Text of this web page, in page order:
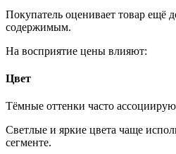
Покупатель оценивает товар ещё
содержимым.
На восприятие цены влияют:
Цвет
Тёмные оттенки часто
Светлые и яркие цвета чаще
сегменте.